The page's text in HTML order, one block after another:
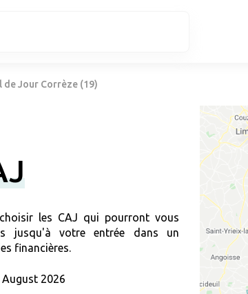
de Jour Corrèze (19)
les CAJ qui pourront vous
jusqu'à votre entrée dans un
financières.
August 2026